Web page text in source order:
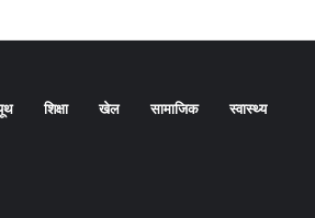
शिक्षा खेल सामाजिक स्वास्थ्य
दिया संदेश